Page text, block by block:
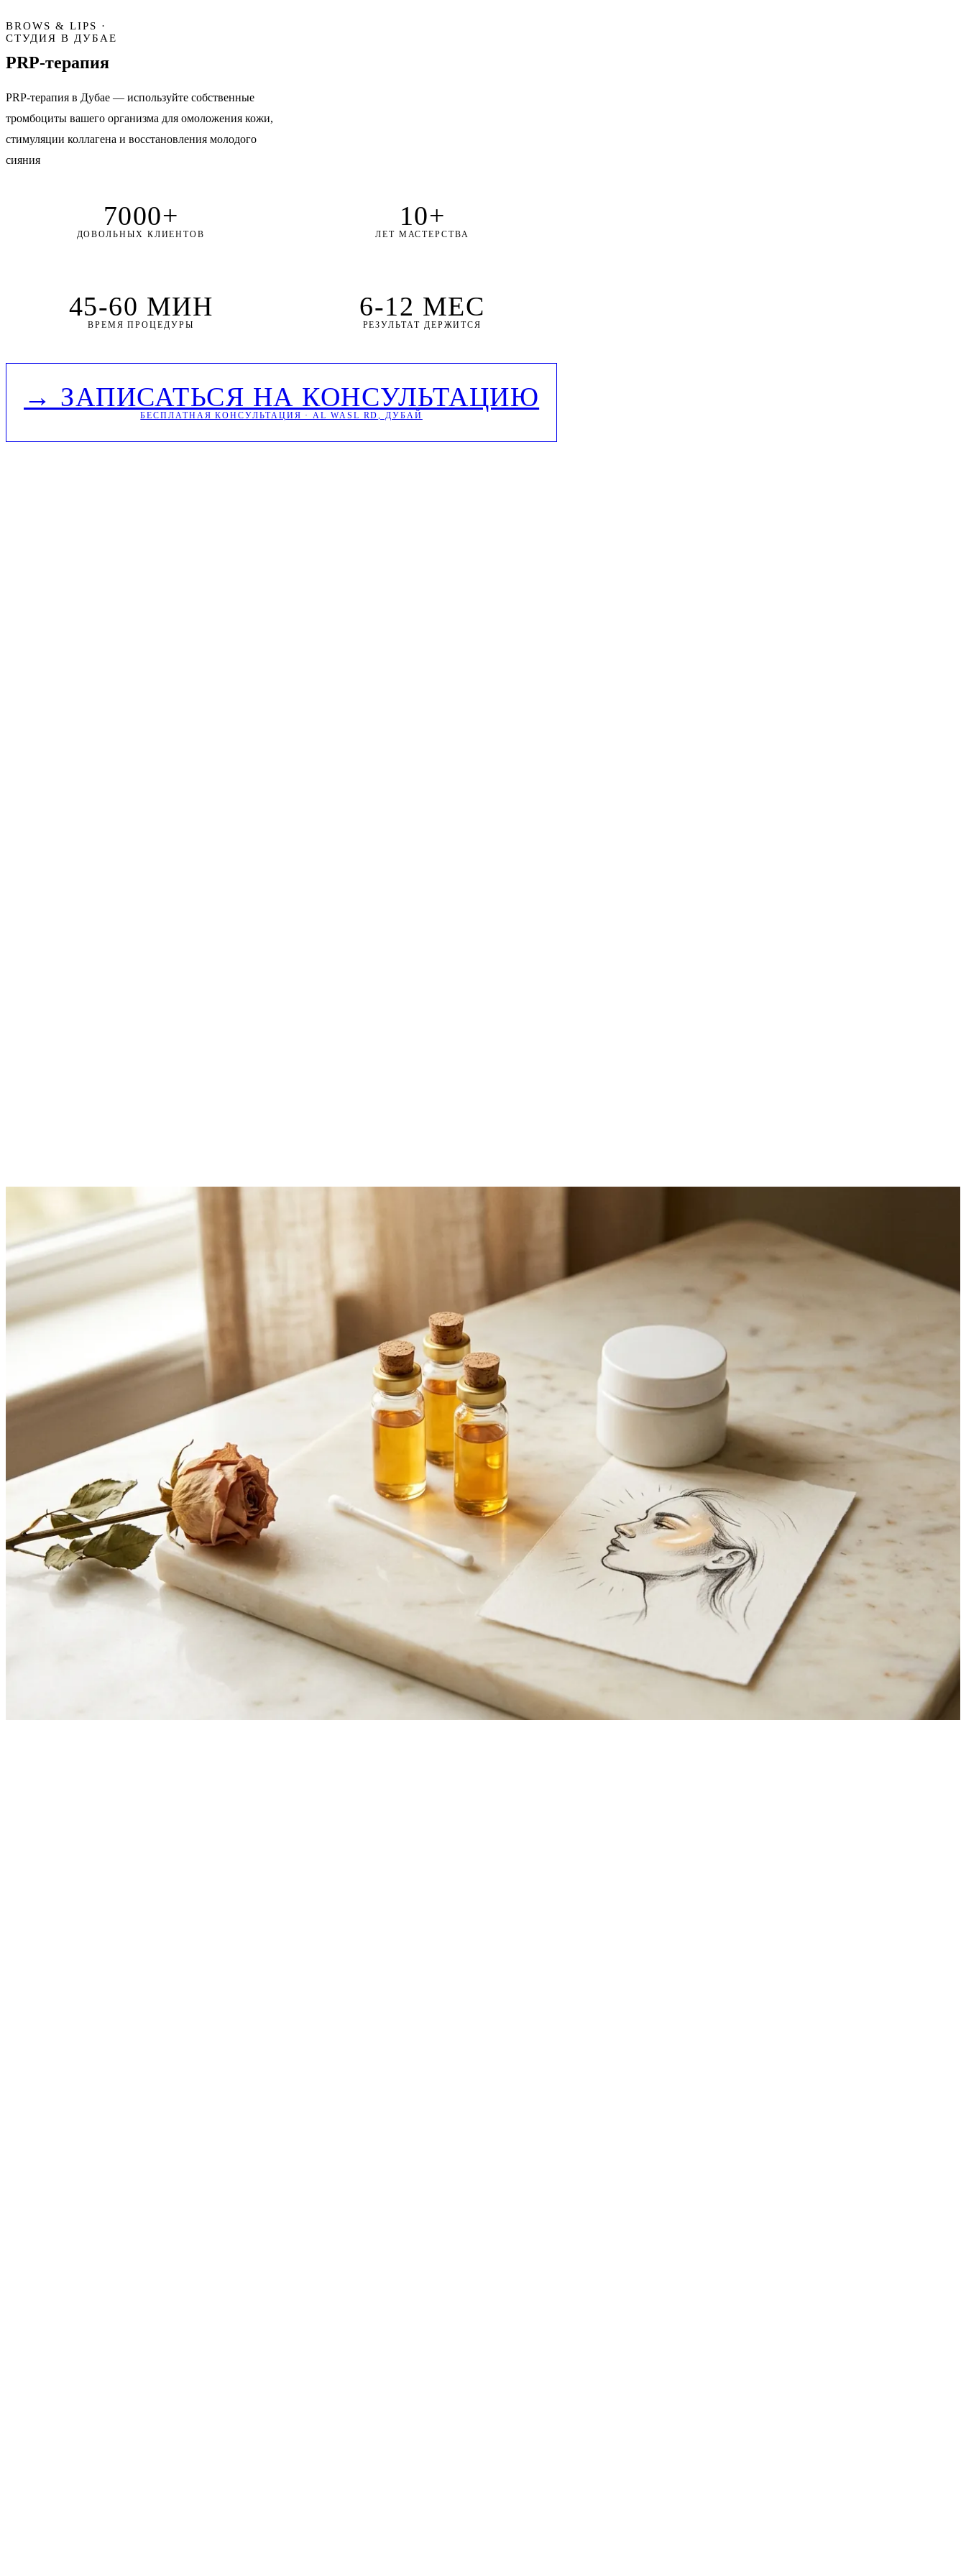
BROWS & LIPS ·
СТУДИЯ В ДУБАЕ
PRP-терапия
PRP-терапия в Дубае — используйте собственные
тромбоциты вашего организма для омоложения кожи,
стимуляции коллагена и восстановления молодого
сияния
7000+
ДОВОЛЬНЫХ КЛИЕНТОВ
10+
ЛЕТ МАСТЕРСТВА
45-60 МИН
ВРЕМЯ ПРОЦЕДУРЫ
6-12 МЕС
РЕЗУЛЬТАТ ДЕРЖИТСЯ
→ ЗАПИСАТЬСЯ НА КОНСУЛЬТАЦИЮ
БЕСПЛАТНАЯ КОНСУЛЬТАЦИЯ · AL WASL RD, ДУБАЙ